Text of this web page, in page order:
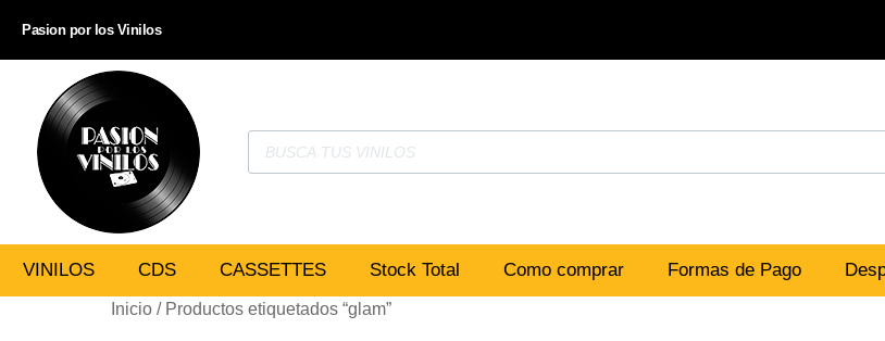
Pasion por los Vinilos
VINILOS CDS CASSETTES Stock Total Como comprar Formas de Pago
Inicio / Productos etiquetados “glam”